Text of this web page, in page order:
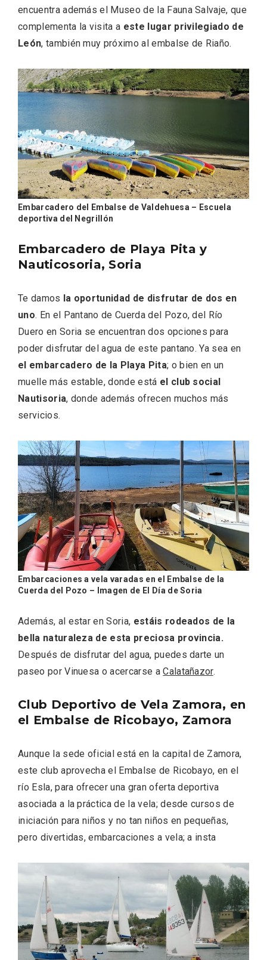
encuentra además el Museo de la Fauna Salvaje, que
complementa la visita a este lugar privilegiado de
León, también muy próximo al embalse de Riaño.
Embarcadero del Embalse de Valdehuesa – Escuela
deportiva del Negrillón
Embarcadero de Playa Pita y
Nauticosoria, Soria
Te damos la oportunidad de disfrutar de dos en
uno. En el Pantano de Cuerda del Pozo, del Río
Duero en Soria se encuentran dos opciones para
poder disfrutar del agua de este pantano. Ya sea en
el embarcadero de la Playa Pita; o bien en un
muelle más estable, donde está el club social
Nautisoria, donde además ofrecen muchos más
servicios.
Embarcaciones a vela varadas en el Embalse de la
Cuerda del Pozo – Imagen de El Día de Soria
Además, al estar en Soria, estáis rodeados de la
bella naturaleza de esta preciosa provincia.
Después de disfrutar del agua, puedes darte un
paseo por Vinuesa o acercarse aCalatañazor.
Club Deportivo de Vela Zamora, en
el Embalse de Ricobayo, Zamora
Aunque la sede oficial está en la capital de Zamora,
este club aprovecha el Embalse de Ricobayo, en el
río Esla, para ofrecer una gran oferta deportiva
asociada a la práctica de la vela; desde cursos de
iniciación para niños y no tan niños en pequeñas,
pero divertidas, embarcaciones a vela; a insta
IV Edición del Festival de Narración Oral,
Memoria, Tierra y Voz
Fiesta de Primavera 2026 en la Ruta del
Vino de Cigales
La Olmilla, en Peñafiel
Paseo nocturno por Valladolid